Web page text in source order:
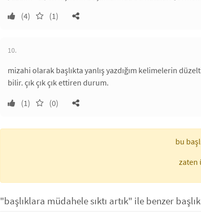
(4)
(1)
10.
mizahi olarak başlıkta yanlış yazdığım kelimelerin
bilir. çık çık çık ettiren durum.
(1)
(0)
bu
zaten
"başlıklara müdahele sıktı artık" ile benzer